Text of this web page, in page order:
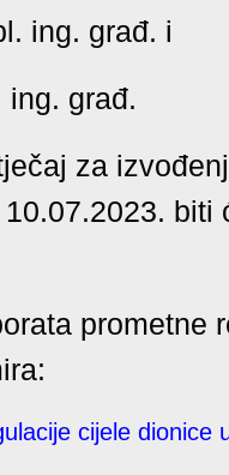
ing. građ. i
ing. građ.
za
biti
prometne
cijele dionice